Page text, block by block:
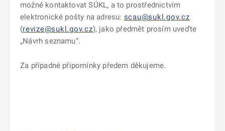
možné kontaktovat SÚKL, a to prostřednictvím
elektronické pošty na adresu: scau@sukl.gov.cz
(revize@sukl.gov.cz), jako předmět prosím uveďte
„Návrh seznamu“.
Za případné připomínky předem děkujeme.